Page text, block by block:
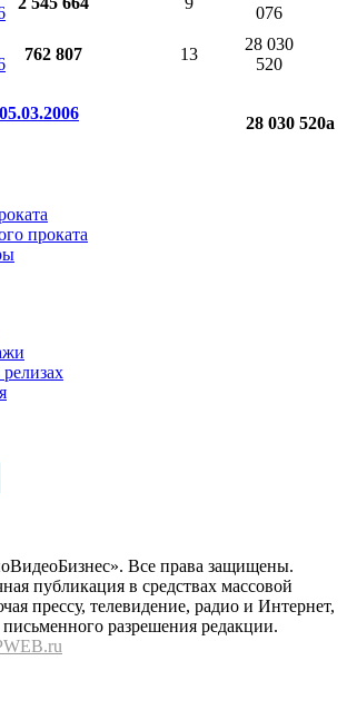
076
762 807 13
28 030
520
28 030 520a
проката
Все права защищены.
публикация в средствах массовой
прессу, телевидение, радио и Интернет,
разрешения редакции.